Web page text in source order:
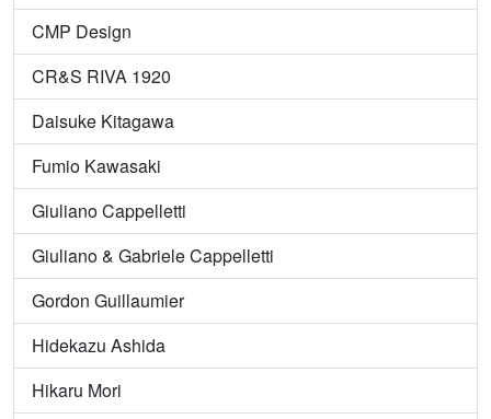
CMP Design
CR&S RIVA 1920
Daisuke Kitagawa
Fumio Kawasaki
Giuliano Cappelletti
Giuliano & Gabriele Cappelletti
Gordon Guillaumier
Hidekazu Ashida
Hikaru Mori